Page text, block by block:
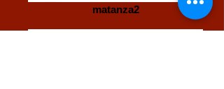
matanza2